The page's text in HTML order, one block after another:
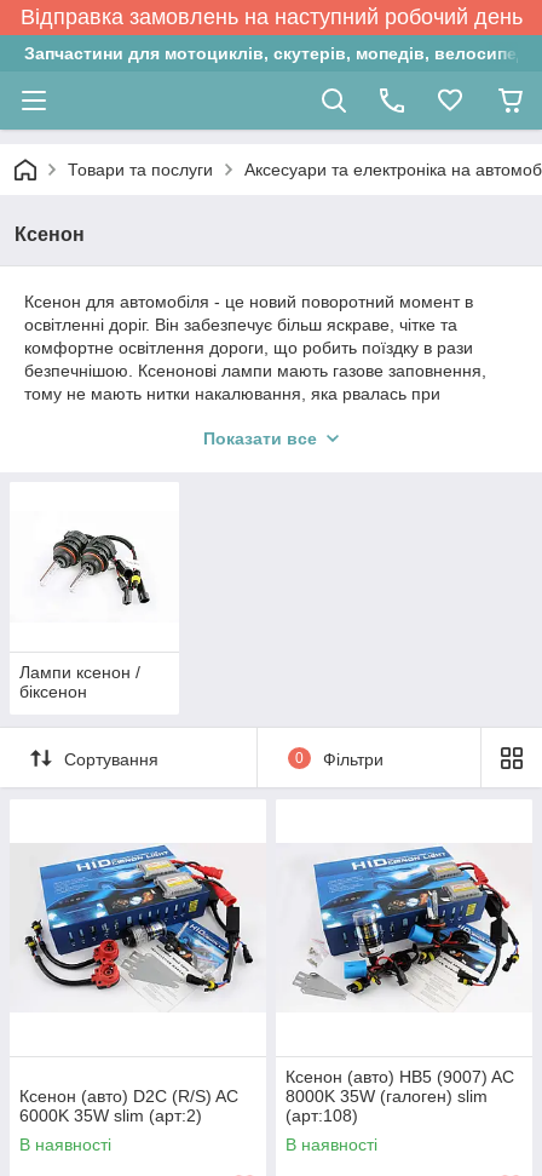
Відправка замовлень на наступний робочий день
Запчастини для мотоциклів, скутерів, мопедів,
Товари та послуги Аксесуари та електроніка на
Ксенон
Ксенон для автомобіля - це новий поворотний момент в
освітленні доріг. Він забезпечує більш яскраве, чітке та
комфортне освітлення дороги, що робить поїздку в рази
безпечнішою. Ксенонові лампи мають газове заповнення,
тому не мають нитки накалювання, яка рвалась при
нашому інтернет-магазині ви знайдете широкий асортимент
пропонує товари з гарантованою якістю та доступною ціною.
Замовляйте онлайн та отримуйте доставку по всій Україні. Не
пропустіть наші акції та знижки!
Показати все
Лампи ксенон /
біксенон
Сортування 0 Фільтри
Ксенон (авто) D2C (R/S) AC
6000K 35W slim (арт:2)
В наявності
Ксенон (авто) HB5 (9007) AC
8000K 35W (галоген) slim
(арт:108)
В наявності